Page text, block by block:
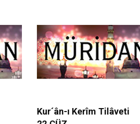
Kur´ân-ı Kerîm Tilâveti